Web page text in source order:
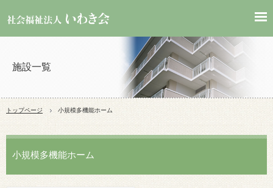
施設一覧
トップページ 小規模多機能ホーム
小規模多機能ホーム